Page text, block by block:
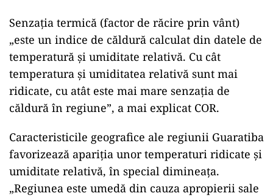
Senzația termică (factor de răcire prin vânt)
„este un indice de căldură calculat din datele de
temperatură și umiditate relativă. Cu cât
temperatura și umiditatea relativă sunt mai
ridicate, cu atât este mai mare senzația de
căldură în regiune”, a mai explicat COR.
Caracteristicile geografice ale regiunii Guaratiba
favorizează apariția unor temperaturi ridicate și
umiditate relativă, în special dimineața.
„Regiunea este umedă din cauza apropierii sale